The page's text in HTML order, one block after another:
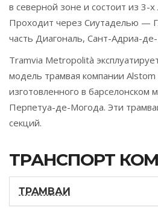
в северной зоне и состоит из 3-
Проходит через Сиутаделью —
часть Диагональ, Сант-Адриа-
Tramvia Metropolità
модель трамвая компании
изготовленного в барселонском
Перпетуа-де-Могода. Эти
секций.
ТРАНСПОРТ
ТРАМВАИ